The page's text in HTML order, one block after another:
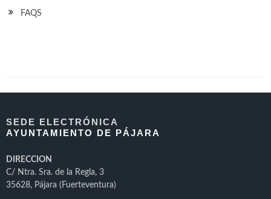
FAQS
SEDE ELECTRÓNICA
AYUNTAMIENTO DE PÁJARA
DIRECCION
C/ Ntra. Sra. de la Regla, 3
35628, Pájara (Fuerteventura)